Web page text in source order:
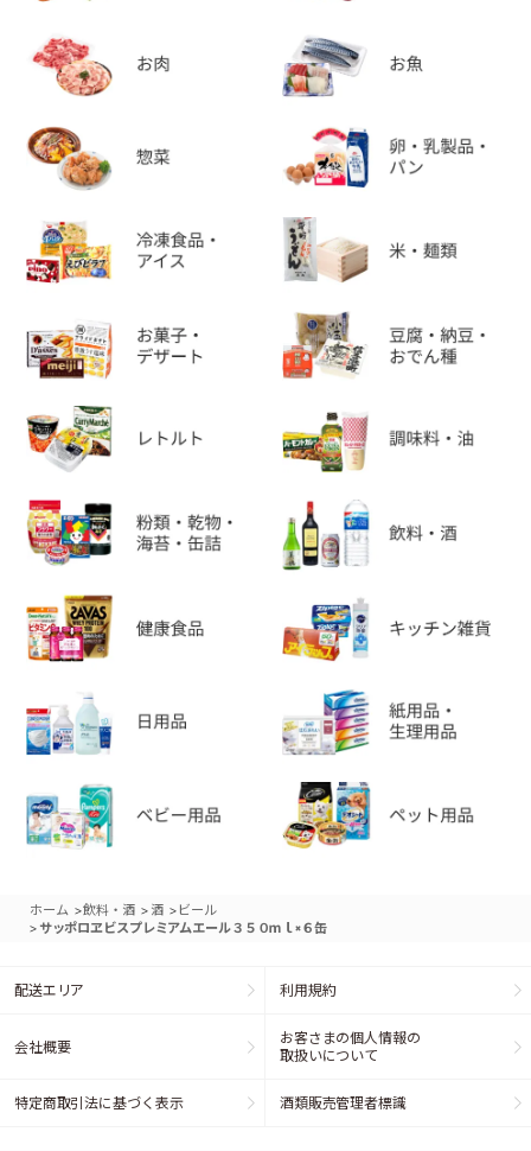
ホーム >飲料・酒 > 酒 > ビール
> サッポロヱビスプレミアムエール３５０ｍｌ×６缶
配送エリア 利用規約
会社概要
お客さまの個人情報の
取扱いについて
特定商取引法に基づく表示 酒類販売管理者標識